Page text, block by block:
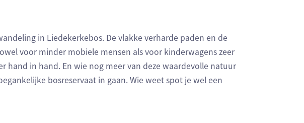
in Liedekerkebos. De vlakke verharde paden en de
voor minder mobiele mensen als voor kinderwagens zeer
hand in hand. En wie nog meer van deze waardevolle natuur
bosreservaat in gaan. Wie weet spot je wel een